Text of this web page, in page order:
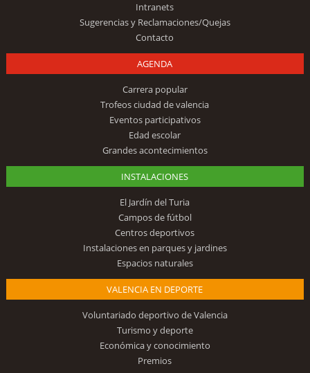
Intranets
Sugerencias y Reclamaciones/Quejas
Contacto
AGENDA
Carrera popular
Trofeos ciudad de valencia
Eventos participativos
Edad escolar
Grandes acontecimientos
INSTALACIONES
El Jardín del Turia
Campos de fútbol
Centros deportivos
Instalaciones en parques y jardines
Espacios naturales
VALENCIA EN DEPORTE
Voluntariado deportivo de Valencia
Turismo y deporte
Económica y conocimiento
Premios